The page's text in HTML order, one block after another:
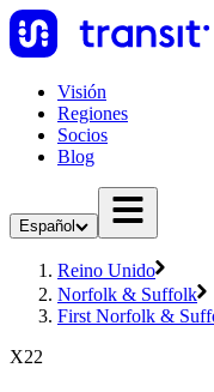
Visión
Regiones
Socios
Blog
Español
Reino Unido
Norfolk & Suffolk
First Norfolk &
X22